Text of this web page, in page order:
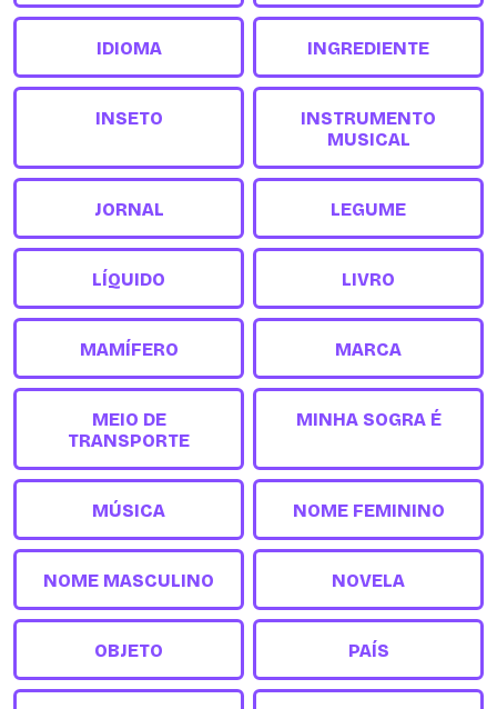
IDIOMA INGREDIENTE
INSETO
INSTRUMENTO
MUSICAL
JORNAL LEGUME
LÍQUIDO LIVRO
MAMÍFERO MARCA
MEIO DE
TRANSPORTE
MINHA SOGRA É
MÚSICA NOME FEMININO
NOME MASCULINO NOVELA
OBJETO PAÍS